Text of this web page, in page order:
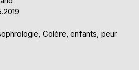
Colère, enfants, peur